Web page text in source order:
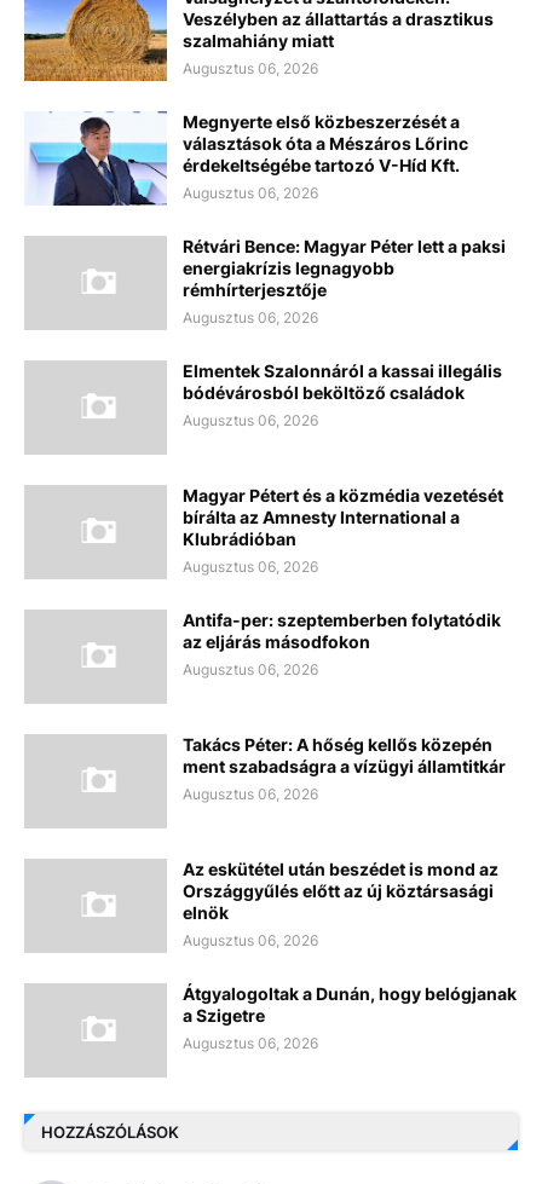
Veszélyben az állattartás a drasztikus
szalmahiány miatt
Augusztus 06, 2026
Megnyerte első közbeszerzését a
választások óta a Mészáros Lőrinc
érdekeltségébe tartozó V-Híd Kft.
Augusztus 06, 2026
Rétvári Bence: Magyar Péter lett a paksi
energiakrízis legnagyobb
rémhírterjesztője
Augusztus 06, 2026
Elmentek Szalonnáról a kassai illegális
bódévárosból beköltöző családok
Augusztus 06, 2026
Magyar Pétert és a közmédia vezetését
bírálta az Amnesty International a
Klubrádióban
Augusztus 06, 2026
Antifa-per: szeptemberben folytatódik
az eljárás másodfokon
Augusztus 06, 2026
Takács Péter: A hőség kellős közepén
ment szabadságra a vízügyi államtitkár
Augusztus 06, 2026
Az eskütétel után beszédet is mond az
Országgyűlés előtt az új köztársasági
elnök
Augusztus 06, 2026
Átgyalogoltak a Dunán, hogy belógjanak
a Szigetre
Augusztus 06, 2026
HOZZÁSZÓLÁSOK